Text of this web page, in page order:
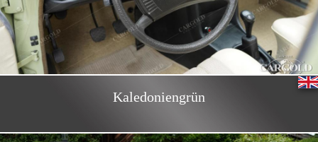
Kaledoniengrün